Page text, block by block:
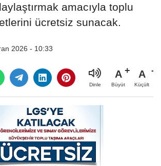
amacıyla toplu
ücretsiz sunacak.
2026 - 10:33
Dinle
A
Büyüt
A
Küçült